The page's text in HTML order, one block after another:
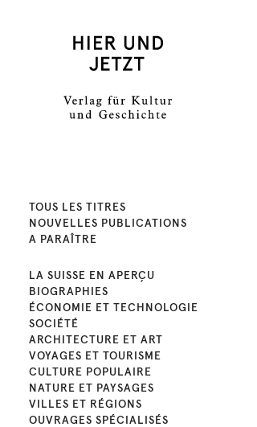
TOUS LES TITRES
NOUVELLES PUBLICATIONS
A PARAÎTRE
LA SUISSE EN APERÇU
BIOGRAPHIES
ÉCONOMIE ET TECHNOLOGIE
SOCIÉTÉ
ARCHITECTURE ET ART
VOYAGES ET TOURISME
CULTURE POPULAIRE
NATURE ET PAYSAGES
VILLES ET RÉGIONS
OUVRAGES SPÉCIALISÉS